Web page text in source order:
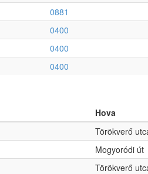
0881
0400
0400
0400
Hova
Törökverő
Mogyoródi út
Törökverő